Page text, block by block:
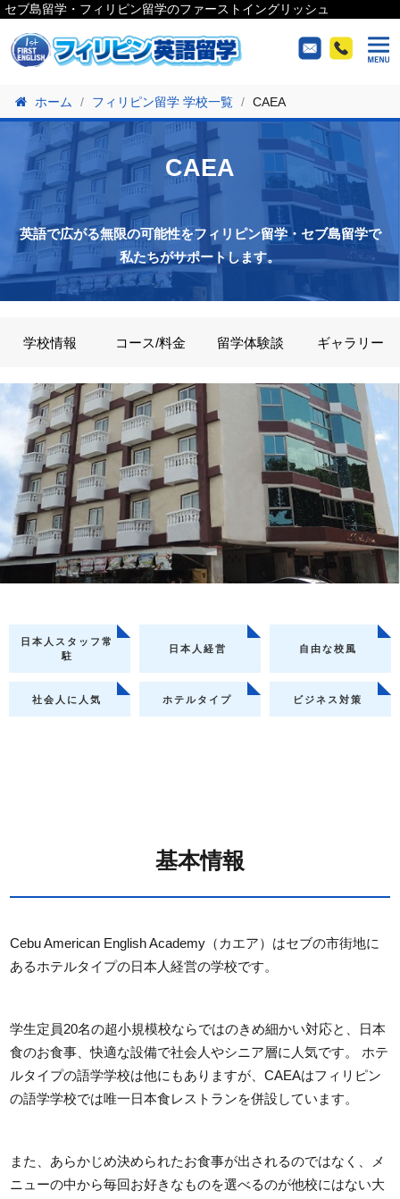
セブ島留学・フィリピン留学のファーストイングリッシュ
ホーム フィリピン留学 学校一覧 CAEA
CAEA
英語で広がる無限の可能性をフィリピン留学・セブ島留学で
私たちがサポートします。
学校情報 コース/料金 留学体験談 ギャラリー
日本人スタッフ常
駐
日本人経営 自由な校風
社会人に人気 ホテルタイプ ビジネス対策
基本情報
Cebu American English Academy（カエア）はセブの市街地に
あるホテルタイプの日本人経営の学校です。
学生定員20名の超小規模校ならではのきめ細かい対応と、日本
食のお食事、快適な設備で社会人やシニア層に人気です。 ホテ
ルタイプの語学学校は他にもありますが、CAEAはフィリピン
の語学学校では唯一日本食レストランを併設しています。
また、あらかじめ決められたお食事が出されるのではなく、メ
ニューの中から毎回お好きなものを選べるのが他校にはない大